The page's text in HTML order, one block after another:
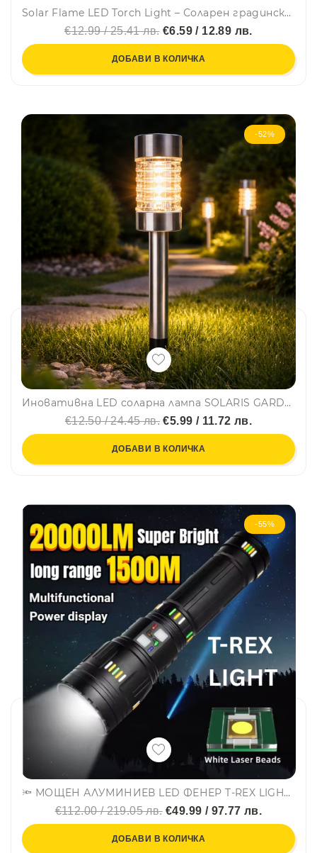
Solar Flame LED Torch Light – Соларен градински фенер с реалистичен ефект на пламък
€12.99 / 25.41 лв.€6.59 / 12.89 лв.
ДОБАВИ В КОЛИЧКА
-52%
Иновативна LED соларна лампа SOLARIS GARDEN LIGHT със стъклен цилиндър за повече осветеност
€12.50 / 24.45 лв. €5.99 / 11.72 лв.
ДОБАВИ В КОЛИЧКА
-55%
🔦 МОЩЕН АЛУМИНИЕВ LED ФЕНЕР T-REX LIGHT FA-G02 с функция външна батерия - GOZ
€112.00 / 219.05 лв.€49.99 / 97.77 лв.
ДОБАВИ В КОЛИЧКА